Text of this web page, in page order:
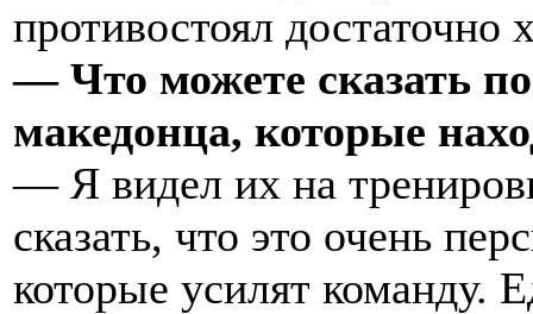
противостоял достаточно
— Что можете сказать
македонца, которые
— Я видел их на
сказать, что это очень
которые усилят команду.